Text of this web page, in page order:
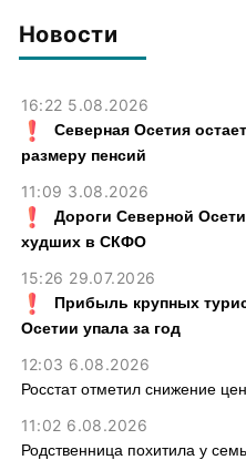
Новости
16:22 5.08.2026
Северная Осетия
размеру пенсий
11:09 3.08.2026
Дороги Северной
худших в СКФО
15:26 29.07.2026
Прибыль крупных
Осетии упала за год
12:03 6.08.2026
Росстат отметил снижение
11:02 6.08.2026
Родственница похитила у